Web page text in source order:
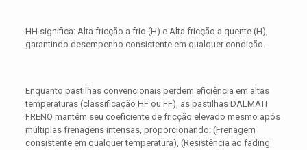
HH significa: Alta fricção a frio (H) e Alta fricção a quente (H),
garantindo desempenho consistente em qualquer condição.
Enquanto pastilhas convencionais perdem eficiência em altas
temperaturas (classificação HF ou FF), as pastilhas DALMATI
FRENO mantêm seu coeficiente de fricção elevado mesmo após
múltiplas frenagens intensas, proporcionando: (Frenagem
consistente em qualquer temperatura), (Resistência ao fading